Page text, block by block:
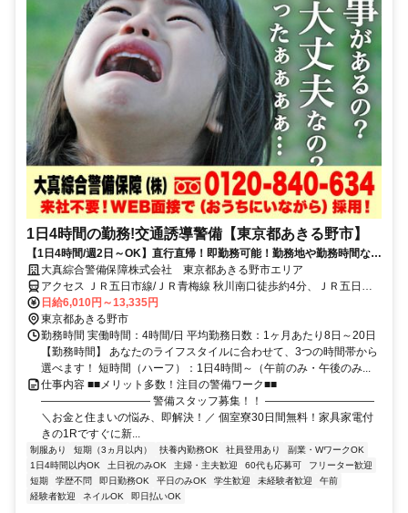
1日4時間の勤務!交通誘導警備【東京都あきる野市】
【1日4時間/週2日～OK】直行直帰！即勤務可能！勤務地や勤務時間など
ライフスタイルに合わせて働ける
大真綜合警備保障株式会社 東京都あきる野市エリア
アクセス ＪＲ五日市線/ＪＲ青梅線 秋川南口徒歩約4分、ＪＲ五日市
線/ＪＲ青梅線 武蔵引田徒歩約23分、ＪＲ五日市線/ＪＲ青梅線 東秋留
徒歩約36分 東京都あきる野市エリア(福生駅、東福生駅)
日給6,010円～13,335円
東京都あきる野市
勤務時間 実働時間：4時間/日 平均勤務日数：1ヶ月あたり8日～20日
【勤務時間】 あなたのライフスタイルに合わせて、3つの時間帯から
選べます！ 短時間（ハーフ）：1日4時間～（午前のみ・午後のみ...
仕事内容 ■■メリット多数！注目の警備ワーク■■
―――――――――― 警備スタッフ募集！！ ――――――――――
＼お金と住まいの悩み、即解決！／ 個室寮30日間無料！家具家電付
きの1Rですぐに新...
制服あり 短期（3ヵ月以内） 扶養内勤務OK 社員登用あり
副業・WワークOK
1日4時間以内OK
土日祝のみOK 主婦・主夫歓迎 60代も応募可
フリーター歓迎
短期
学歴不問 即日勤務OK 平日のみOK 学生歓迎 未経験者歓迎
午前
経験者歓迎
ネイルOK 即日払いOK